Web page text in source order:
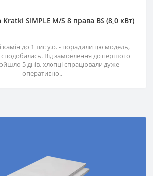
Kratki SIMPLE M/S 8 права BS (8,0 кВт)
до 1 тис у.о. - порадили цю модель,
сподобалась. Від замовлення до першого
5 днів, хлопці спрацювали дуже
оперативно..